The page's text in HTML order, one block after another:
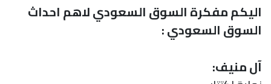
اليكم مفكرة السوق السعودي لاهم احداث
السوق السعودي :
آل منيف: